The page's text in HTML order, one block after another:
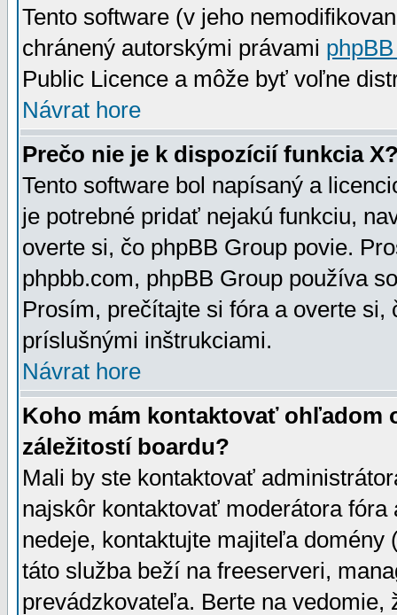
Tento software (v jeho
chránený autorskými právami
Public Licence a môže byť voľne
Návrat hore
Prečo nie je k dispozícií funkcia
Tento software bol napísaný a
je potrebné pridať nejakú funkciu,
overte si, čo phpBB Group povie.
phpbb.com, phpBB Group používa
Prosím, prečítajte si fóra a overte
príslušnými inštrukciami.
Návrat hore
Koho mám kontaktovať ohľadom
záležitostí boardu?
Mali by ste kontaktovať
najskôr kontaktovať moderátora
nedeje, kontaktujte majiteľa
táto služba beží na freeserveri,
prevádzkovateľa. Berte na vedomie,